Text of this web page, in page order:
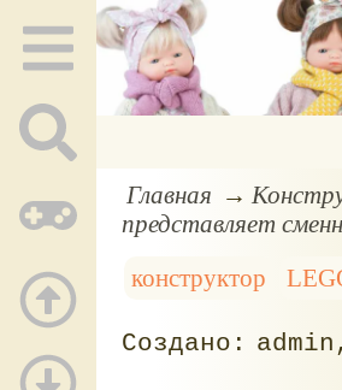
Главная
представляет
конструктор
admin